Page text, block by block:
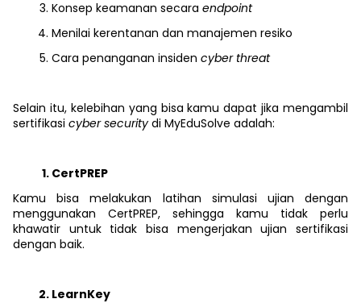
Konsep keamanan secara endpoint
Menilai kerentanan dan manajemen resiko
Cara penanganan insiden cyber threat
Selain itu, kelebihan yang bisa kamu dapat jika mengambil
sertifikasi cyber securitydi MyEduSolve adalah:
CertPREP
Kamu bisa melakukan latihan simulasi ujian dengan
menggunakan CertPREP, sehingga kamu tidak perlu
khawatir untuk tidak bisa mengerjakan ujian sertifikasi
dengan baik.
LearnKey